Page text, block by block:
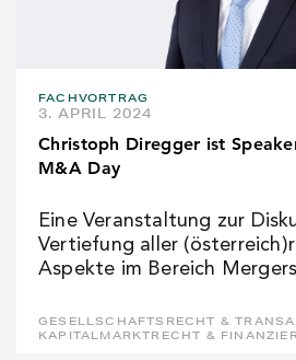
FACHVORTRAG
3. APRIL 2024
Christoph Diregger ist
M&A Day
Eine Veranstaltung zur
Vertiefung aller
Aspekte im Bereich
GESELLSCHAFTSRECHT &
KAPITALMARKTRECHT &